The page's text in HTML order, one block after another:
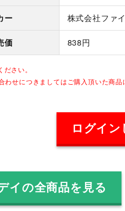
ー 株式会社ファ
価 838円
さい。
せにつきましてはご購入頂いた商品
ログイン
イの全商品を見る